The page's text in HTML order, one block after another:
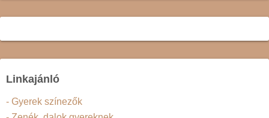
Linkajánló
- Gyerek színezők